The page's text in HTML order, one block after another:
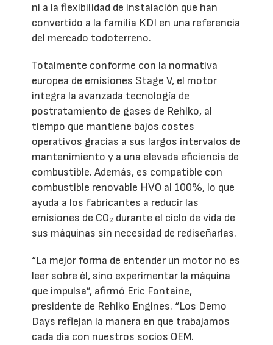
ni a la flexibilidad de instalación que han
convertido a la familia KDI en una referencia
del mercado todoterreno.
Totalmente conforme con la normativa
europea de emisiones Stage V, el motor
integra la avanzada tecnología de
postratamiento de gases de Rehlko, al
tiempo que mantiene bajos costes
operativos gracias a sus largos intervalos de
mantenimiento y a una elevada eficiencia de
combustible. Además, es compatible con
combustible renovable HVO al 100%, lo que
ayuda a los fabricantes a reducir las
emisiones de CO₂ durante el ciclo de vida de
sus máquinas sin necesidad de rediseñarlas.
“La mejor forma de entender un motor no es
leer sobre él, sino experimentar la máquina
que impulsa”, afirmó Eric Fontaine,
presidente de Rehlko Engines. “Los Demo
Days reflejan la manera en que trabajamos
cada día con nuestros socios OEM.